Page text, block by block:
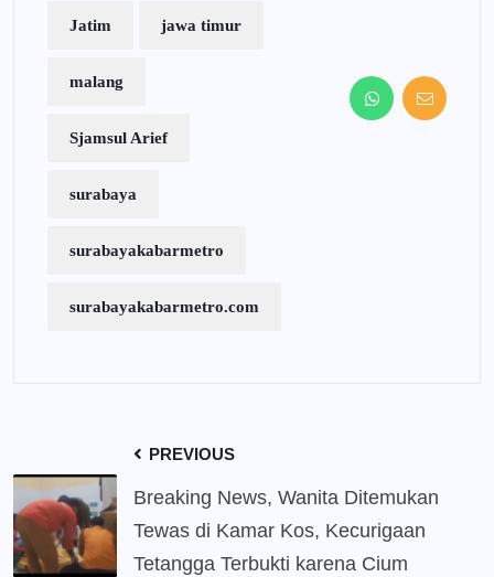
Jatim jawa timur
malang
Sjamsul Arief
surabaya
surabayakabarmetro
surabayakabarmetro.com
PREVIOUS
Breaking News, Wanita Ditemukan
Tewas di Kamar Kos, Kecurigaan
Tetangga Terbukti karena Cium